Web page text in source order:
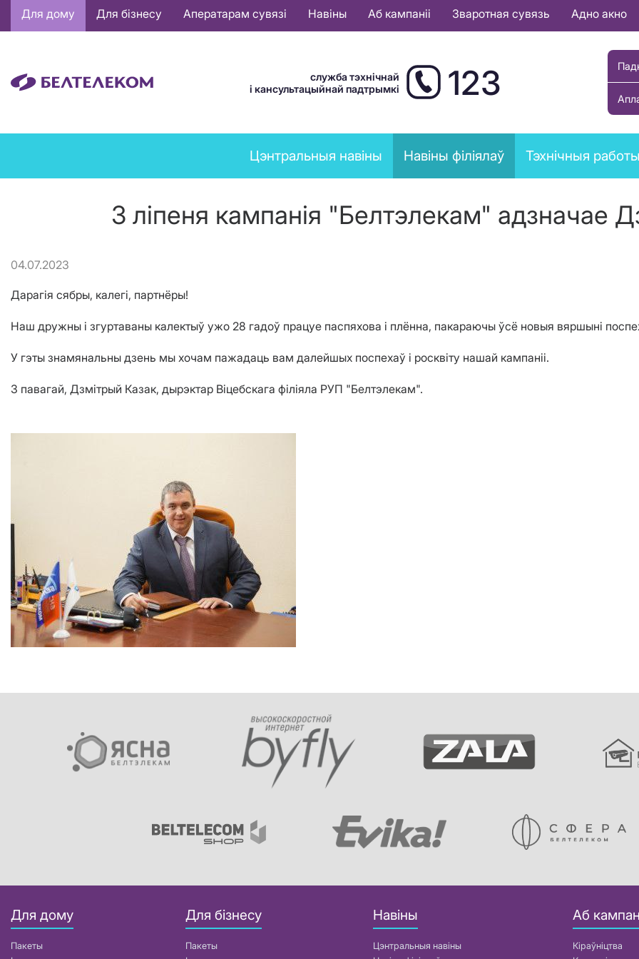
Основная
навигация
Для дому Для бізнесу Аператарам сувязі Навіны Аб кампаніі Зваротная сувязь Адно акно
служба тэхнічнай
і кансультацыйнай падтрымкі
123
News
menu
Цэнтральныя навіны Навіны філіялаў Тэхнічныя
3 ліпеня кампанія "Белтэлекам" адзначае
04.07.2023
Дарагія сябры, калегі, партнёры!
Наш дружны і згуртаваны калектыў ужо 28 гадоў працуе паспяхова і плённа, пакараючы ўсё новыя вяршыні
У гэты знамянальны дзень мы хочам пажадаць вам далейшых поспехаў і росквіту нашай кампаніі.
З павагай, Дзмітрый Казак, дырэктар Віцебскага філіяла РУП "Белтэлекам".
Для дому
Пакеты
Для бізнесу
Пакеты
Навіны
Цэнтральныя навіны
Аб
Кіраўніцтва